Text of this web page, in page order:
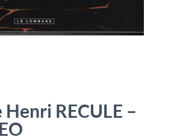
Henri RECULE –